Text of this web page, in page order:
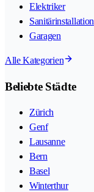
Elektriker
Sanitärinstallation
Garagen
Alle Kategorien
Beliebte Städte
Zürich
Genf
Lausanne
Bern
Basel
Winterthur